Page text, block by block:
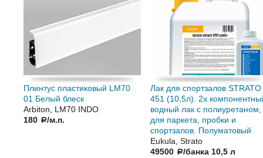
Плинтус пластиковый LM70
01 Белый блеск
Arbiton, LM70 INDO
180 a/м.п.
Лак для спортзалов STRATO
451 (10,5л). 2х
водный лак с полиуретаном,
для паркета, пробки и
спортзалов. Полуматовый
Eukula, Strato
49500 a/банка 10,5 л